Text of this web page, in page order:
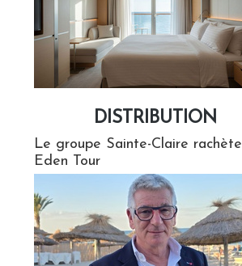
DISTRIBUTION
Le groupe Sainte-Claire rachète
Eden Tour